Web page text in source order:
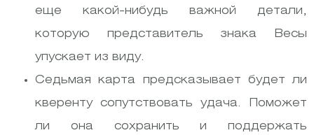
еще какой-нибудь важной детали,
которую представитель знака Весы
упускает из виду.
Седьмая карта предсказывает будет ли
кверенту сопутствовать удача. Поможет
ли она сохранить и поддержать